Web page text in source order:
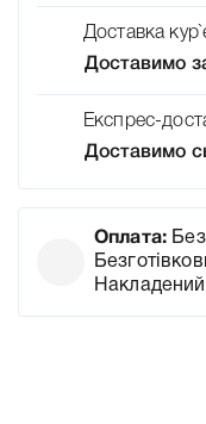
Доставка
Доставимо
Експрес-
Доставимо
Оплата: